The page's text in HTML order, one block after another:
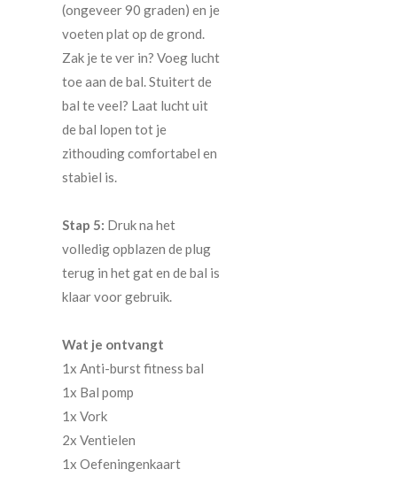
(ongeveer 90 graden) en je
voeten plat op de grond.
Zak je te ver in? Voeg lucht
toe aan de bal. Stuitert de
bal te veel? Laat lucht uit
de bal lopen tot je
zithouding comfortabel en
stabiel is.
Stap 5: Druk na het
volledig opblazen de plug
terug in het gat en de bal is
klaar voor gebruik.
Wat je ontvangt
1x Anti-burst fitness bal
1x Bal pomp
1x Vork
2x Ventielen
1x Oefeningenkaart